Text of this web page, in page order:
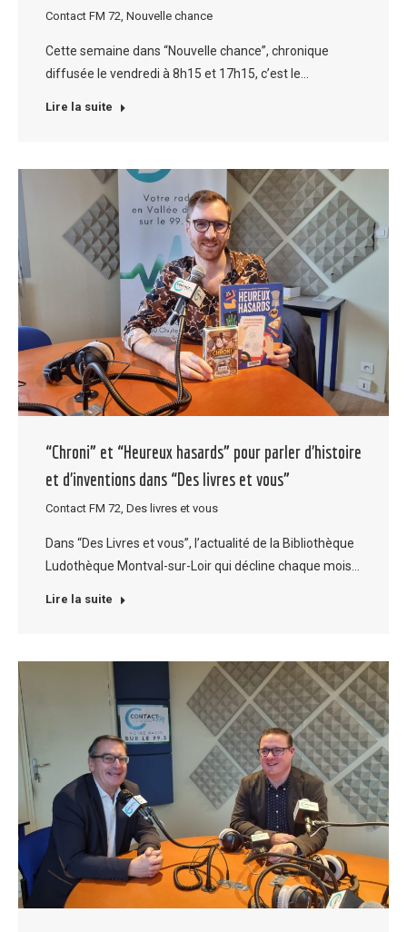
Contact FM 72 Nouvelle chance
Cette semaine dans “Nouvelle chance”, chronique
diffusée le vendredi à 8h15 et 17h15, c’est le…
Lire la suite
“Chroni” et “Heureux hasards” pour parler d’histoire
et d’inventions dans “Des livres et vous”
Contact FM 72 Des livres et vous
Dans “Des Livres et vous”, l’actualité de la Bibliothèque
Ludothèque Montval-sur-Loir qui décline chaque mois…
Lire la suite